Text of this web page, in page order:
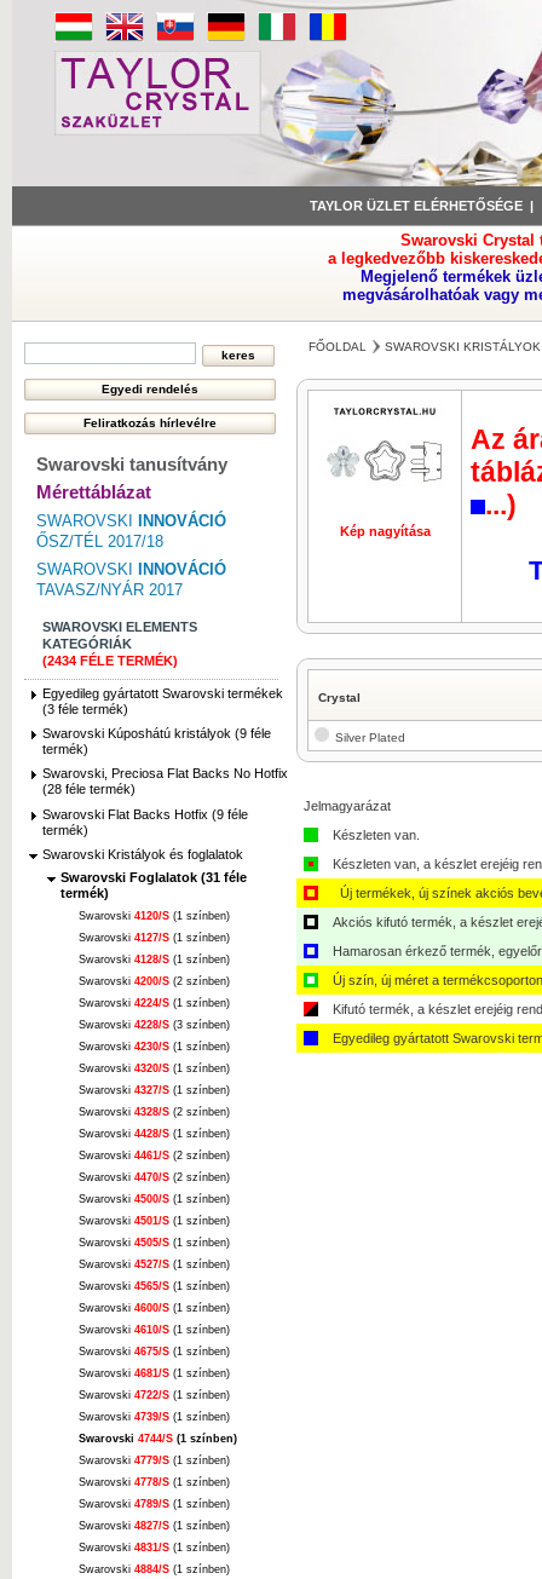
TAYLOR ÜZLET ELÉRHETŐSÉGE
Swarovski Crystal
a legkedvezőbb
Megjelenő termékek
megvásárolhatóak vagy
Swarovski tanusítvány
Mérettáblázat
SWAROVSKI
INNOVÁCIÓ
ŐSZ/TÉL 2017/18
SWAROVSKI
INNOVÁCIÓ
TAVASZ/NYÁR 2017
SWAROVSKI ELEMENTS
KATEGÓRIÁK
(2434 FÉLE TERMÉK)
Egyedileg gyártatott Swarovski termékek
(3 féle termék)
Swarovski Kúposhátú kristályok (9 féle
termék)
Swarovski, Preciosa Flat Backs No Hotfix
(28 féle termék)
Swarovski Flat Backs Hotfix (9 féle
termék)
Swarovski Kristályok és foglalatok
Swarovski Foglalatok (31 féle
termék)
Swarovski 4120/S (1 színben)
Swarovski 4127/S (1 színben)
Swarovski 4128/S (1 színben)
Swarovski 4200/S (2 színben)
Swarovski 4224/S (1 színben)
Swarovski 4228/S (3 színben)
Swarovski 4230/S (1 színben)
Swarovski 4320/S (1 színben)
Swarovski 4327/S (1 színben)
Swarovski 4328/S (2 színben)
Swarovski 4428/S (1 színben)
Swarovski 4461/S (2 színben)
Swarovski 4470/S (2 színben)
Swarovski 4500/S (1 színben)
Swarovski 4501/S (1 színben)
Swarovski 4505/S (1 színben)
Swarovski 4527/S (1 színben)
Swarovski 4565/S (1 színben)
Swarovski 4600/S (1 színben)
Swarovski 4610/S (1 színben)
Swarovski 4675/S (1 színben)
Swarovski 4681/S (1 színben)
Swarovski 4722/S (1 színben)
Swarovski 4739/S (1 színben)
Swarovski 4744/S (1 színben)
Swarovski 4779/S (1 színben)
Swarovski 4778/S (1 színben)
Swarovski 4789/S (1 színben)
Swarovski 4827/S (1 színben)
Swarovski 4831/S (1 színben)
Swarovski 4884/S (1 színben)
FŐOLDAL SWAROVSKI
Kép nagyítása
Az
...)
Crystal
Silver Plated
Jelmagyarázat
Készleten van.
Készleten van, a készlet erejéig
Új termékek, új színek akciós
Akciós kifutó termék, a készlet
Hamarosan érkező termék,
Új szín, új méret a
Kifutó termék, a készlet erejéig
Egyedileg gyártatott Swarovski